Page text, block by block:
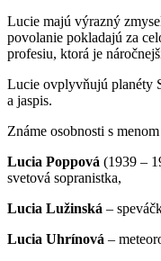
Lucie majú výrazný
povolanie pokladajú za
profesiu, ktorá je
Lucie ovplyvňujú planéty
a jaspis.
Známe osobnosti s menom
Lucia Poppová (1939 –
svetová sopranistka,
Lucia Lužinská –
Lucia Uhrínová –